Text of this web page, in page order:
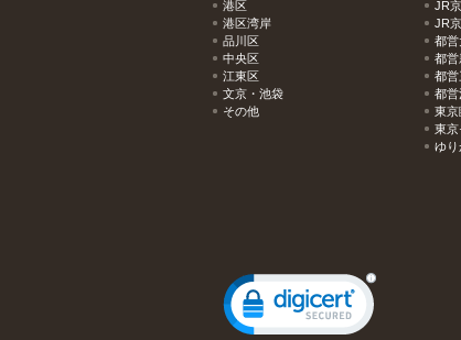
港区
港区湾岸
品川区
中央区
江東区
文京・池袋
その他
JR
JR
都営
都営
都営
都営
東京
東京
ゆり